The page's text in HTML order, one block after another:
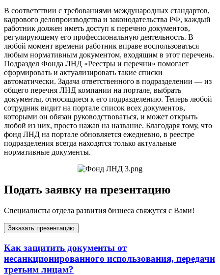
В соответствии с требованиями международных стандартов,
кадрового делопроизводства и законодательства РФ, каждый
работник должен иметь доступ к перечню документов,
регулирующему его профессиональную деятельность. В
любой момент времени работник вправе воспользоваться
любым нормативным документом, входящим в этот перечень.
Подраздел Фонда ЛНД «Реестры и перечни» помогает
сформировать и актуализировать такие списки
автоматически. Задача ответственного в подразделении — из
общего перечня ЛНД компании на портале, выбрать
документы, относящиеся к его подразделению. Теперь любой
сотрудник видит на портале список всех документов,
которыми он обязан руководствоваться, и может открыть
любой из них, просто нажав на название. Благодаря тому, что
фонд ЛНД на портале обновляется ежедневно, в реестре
подразделения всегда находятся только актуальные
нормативные документы.
Подать заявку на презентацию
Специалисты отдела развития бизнеса свяжутся с Вами!
Заказать презентацию
Как защитить документы от
несанкционированного использования, передачи
третьим лицам?